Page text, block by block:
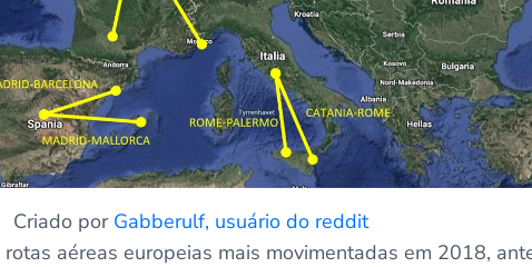
Criado por Gabberulf, usuário do reddit
aéreas europeias mais movimentadas em 2018,